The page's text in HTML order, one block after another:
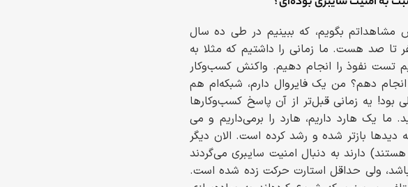
مشاهداتم بگویم، که ببینیم در طی ده سال
تا صد هست. ما زمانی را داشتیم که مثلا به
تست نفوذ را انجام دهیم. واکنش کسب‌وکار
دهم؟ من یک فایروال دارم، شبکه‌ام هم
یه زمانی قبل‌تر از آن پاسخ کسب‌وکارها
یک هارد داریم، هارد را برمی‌داریم و می
بازتر شده و رشد کرده است. الان دیگر
دارند به دنبال امنیت سایبری می‌گردند
ولی حداقل استارت حرکت زده شده است.